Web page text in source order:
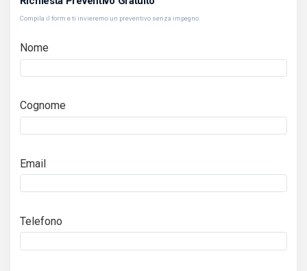
Compila il form e ti invieremo un preventivo senza impegno.
Nome
Cognome
Email
Telefono